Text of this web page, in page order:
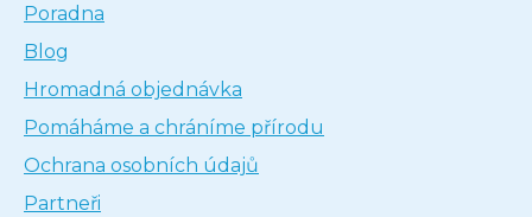
Poradna
Blog
Hromadná objednávka
Pomáháme a chráníme přírodu
Ochrana osobních údajů
Partneři